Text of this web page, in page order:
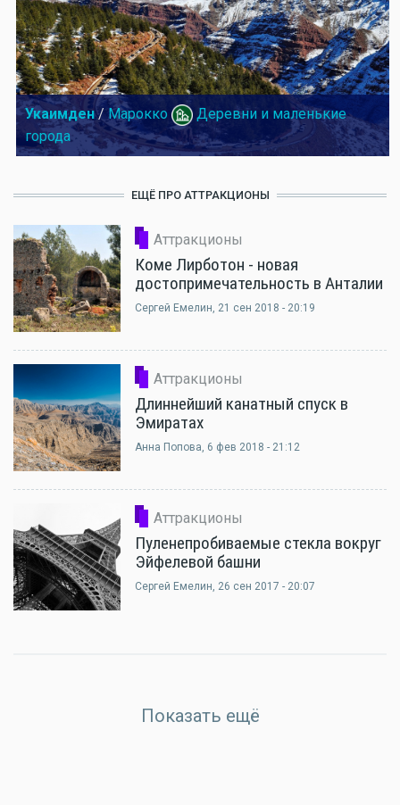
Укаимден/ Марокко
Деревни и маленькие
города
ЕЩЁ ПРО АТТРАКЦИОНЫ
Аттракционы
Коме Лирботон - новая
достопримечательность в Анталии
Сергей Емелин, 21 сен 2018 - 20:19
Аттракционы
Длиннейший канатный спуск в
Эмиратах
Анна Попова, 6 фев 2018 - 21:12
Аттракционы
Пуленепробиваемые стекла вокруг
Эйфелевой башни
Сергей Емелин, 26 сен 2017 - 20:07
Показать ещё